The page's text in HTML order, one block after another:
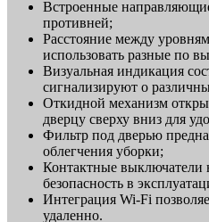
Встроенные
противней;
Расстояние между
использовать разные по
Визуальная индикация
сигнализируют о
Откидной механизм
дверцу сверху вниз для
Фильтр под дверью
облегчения уборки;
Контактные выключатели
безопасность в
Интеграция Wi-Fi
удаленно.